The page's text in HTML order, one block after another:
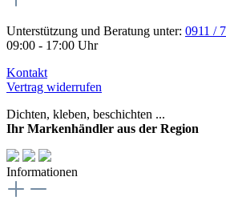
Unterstützung und Beratung unter: 0911 /
09:00 - 17:00 Uhr
Kontakt
Vertrag widerrufen
Dichten, kleben, beschichten ...
Ihr Markenhändler aus der Region
Informationen